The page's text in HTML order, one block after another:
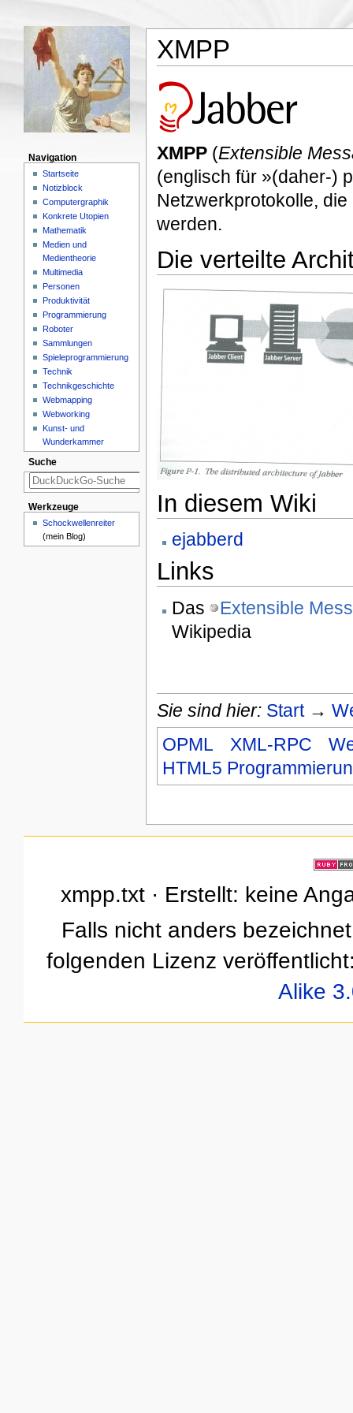
XMPP
XMPP(Extensible
(englisch für »(daher-)
Netzwerkprotokolle,
werden.
Die verteilte
In diesem Wiki
ejabberd
Links
Das
Extensible
Wikipedia
Sie sind hier: Start→
OPML
XML-RPC
HTML5
Navigation
Startseite
Notizblock
Computergraphik
Konkrete Utopien
Mathematik
Medien und
Medientheorie
Multimedia
Personen
Produktivität
Programmierung
Roboter
Sammlungen
Spieleprogrammierung
Technik
Technikgeschichte
Webmapping
Webworking
Kunst- und
Wunderkammer
Suche
Werkzeuge
Schockwellenreiter
(mein Blog)
xmpp.txt · Erstellt: keine
Falls nicht anders
folgenden Lizenz
Alike